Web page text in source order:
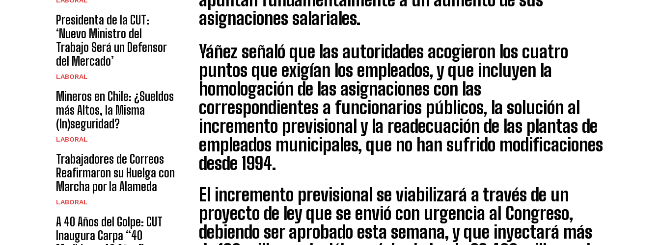
Presidenta de la CUT:
‘Nuevo Ministro del
Trabajo Será un Defensor
del Mercado’
LABORAL
Mineros en Chile: ¿Sueldos
más Altos, la Misma
(In)seguridad?
LABORAL
Trabajadores de Correos
Reafirmaron su Huelga con
Marcha por la Alameda
LABORAL
A 40 Años del Golpe: CUT
Inaugura Carpa “40
asignaciones salariales.
Yáñez señaló que las autoridades acogieron los cuatro
puntos que exigían los empleados, y que incluyen la
homologación de las asignaciones con las
correspondientes a funcionarios públicos, la solución al
incremento previsional y la readecuación de las plantas de
empleados municipales, que no han sufrido modificaciones
desde 1994.
El incremento previsional se viabilizará a través de un
proyecto de ley que se envió con urgencia al Congreso,
debiendo ser aprobado esta semana, y que inyectará más